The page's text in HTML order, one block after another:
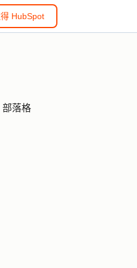
HubSpot
部落格